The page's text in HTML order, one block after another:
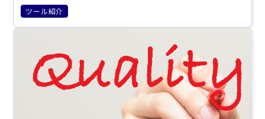
ツール紹介